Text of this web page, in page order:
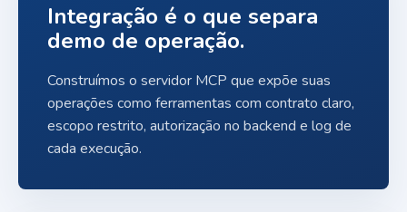
Integração é o que separa
demo de operação.
Construímos o servidor MCP que expõe suas
operações como ferramentas com contrato claro,
escopo restrito, autorização no backend e log de
cada execução.